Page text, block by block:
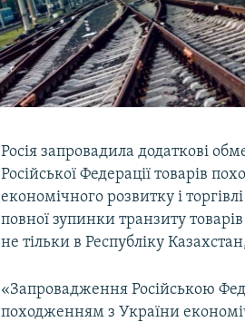
Росія запровадила додаткові
Російської Федерації товарів
економічного розвитку і
повної зупинки транзиту
не тільки в Республіку
«Запровадження Російською
походженням з України